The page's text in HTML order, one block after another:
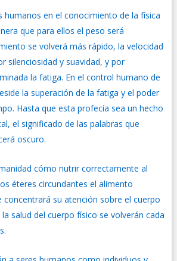
humanos en el conocimiento de la física
que para ellos el peso será
se volverá más rápido, la velocidad
silenciosidad y suavidad, y por
la fatiga. En el control humano de
la superación de la fatiga y el poder
Hasta que esta profecía sea un hecho
el significado de las palabras que
oscuro.
cómo nutrir correctamente al
éteres circundantes el alimento
concentrará su atención sobre el cuerpo
salud del cuerpo físico se volverán cada